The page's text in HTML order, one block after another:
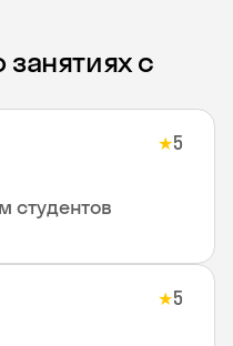
с
★5
студентов
★5